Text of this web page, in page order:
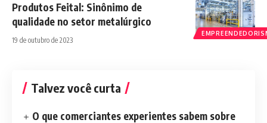
Produtos Feital: Sinônimo de
qualidade no setor metalúrgico
19 de outubro de 2023
Talvez você curta
O que comerciantes experientes sabem sobre